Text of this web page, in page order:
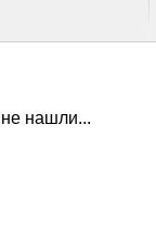
нашли...